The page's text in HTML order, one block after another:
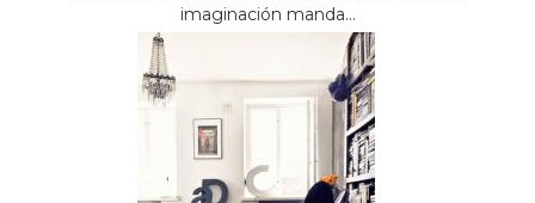
imaginación manda…